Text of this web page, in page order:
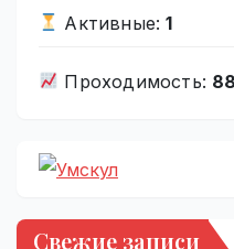
Активные:1
Проходимость:
Свежие записи